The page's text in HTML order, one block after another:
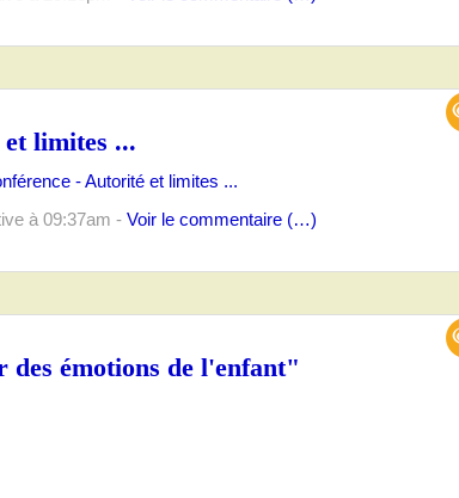
limites ...
à 09:37am - Voir le commentaire (…)
des émotions de l'enfant"